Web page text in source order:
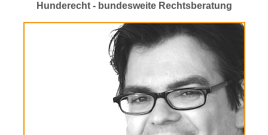
Hunderecht - bundesweite Rechtsberatung